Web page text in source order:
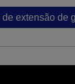
extensão de